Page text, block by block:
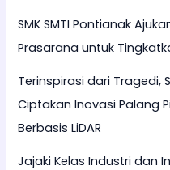
SMK SMTI Pontianak
Prasarana untuk
Terinspirasi dari Tragedi,
Ciptakan Inovasi Palang
Berbasis LiDAR
Jajaki Kelas Industri dan